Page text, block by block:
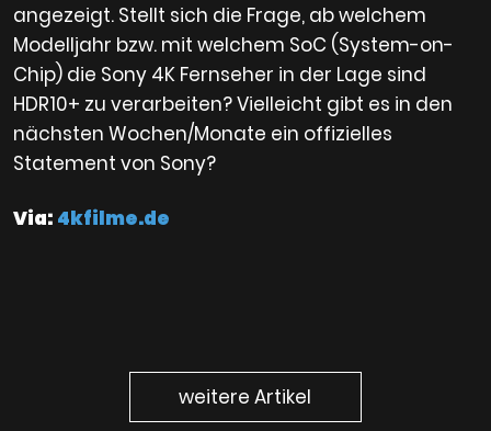
angezeigt. Stellt sich die Frage, ab welchem
Modelljahr bzw. mit welchem SoC (System-on-
Chip) die Sony 4K Fernseher in der Lage sind
HDR10+ zu verarbeiten? Vielleicht gibt es in den
nächsten Wochen/Monate ein offizielles
Statement von Sony?
Via: 4kfilme.de
weitere Artikel